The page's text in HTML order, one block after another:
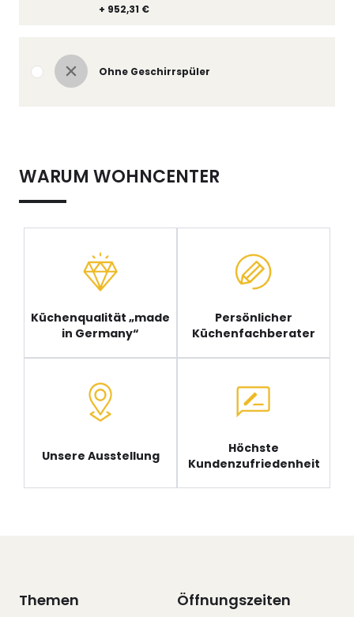
+ 952,31 €
Ohne Geschirrspüler
WARUM WOHNCENTER
Küchenqualität „made
in Germany“
Persönlicher
Küchenfachberater
Unsere Ausstellung
Höchste
Kundenzufriedenheit
Themen Öffnungszeiten